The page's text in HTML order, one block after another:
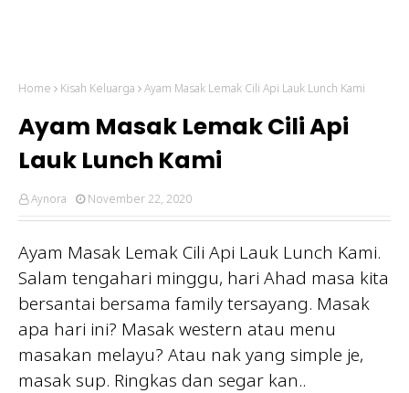
Home Kisah Keluarga Ayam Masak Lemak Cili Api Lauk Lunch Kami
Ayam Masak Lemak Cili Api
Lauk Lunch Kami
Aynora November 22, 2020
Ayam Masak Lemak Cili Api Lauk Lunch Kami.
Salam tengahari minggu, hari Ahad masa kita
bersantai bersama family tersayang. Masak
apa hari ini? Masak western atau menu
masakan melayu? Atau nak yang simple je,
masak sup. Ringkas dan segar kan..